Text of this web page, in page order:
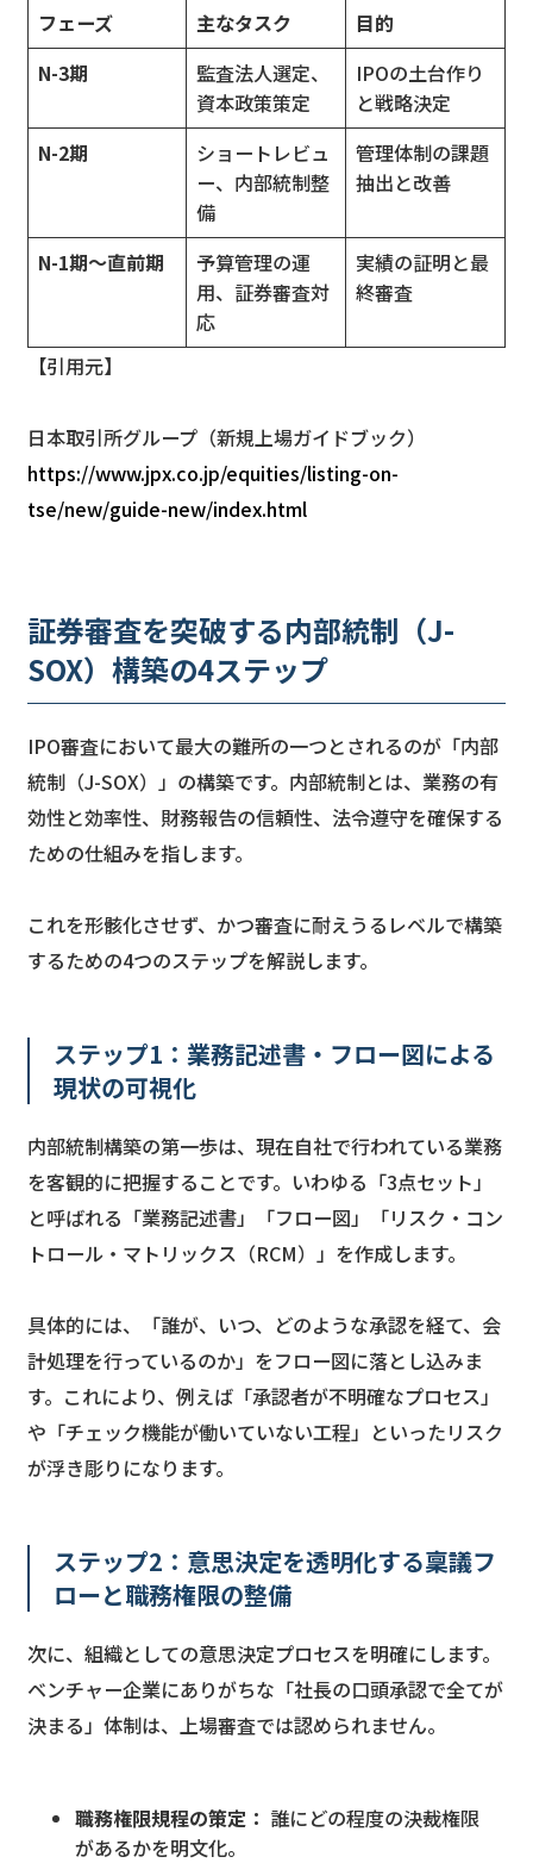
フェーズ 主なタスク
目的
N-3期
監査法人選定、
資本政策策定
IPOの土台作り
と戦略決定
N-2期
ショートレビュ
ー、内部統制整
備
管理体制の課題
抽出と改善
N-1期〜直前期
予算管理の運
用、証券審査対
応
実績の証明と最
終審査
【引用元】
日本取引所グループ（新規上場ガイドブック）
https://www.jpx.co.jp/equities/listing-on-
tse/new/guide-new/index.html
証券審査を突破する内部統制（J-
SOX）構築の4ステップ
IPO審査において最大の難所の一つとされるのが「内部
統制（J-SOX）」の構築です。内部統制とは、業務の有
効性と効率性、財務報告の信頼性、法令遵守を確保する
ための仕組みを指します。
これを形骸化させず、かつ審査に耐えうるレベルで構築
するための4つのステップを解説します。
ステップ1：業務記述書・フロー図による
現状の可視化
内部統制構築の第一歩は、現在自社で行われている業務
を客観的に把握することです。いわゆる「3点セット」
と呼ばれる「業務記述書」「フロー図」「リスク・コン
トロール・マトリックス（RCM）」を作成します。
具体的には、「誰が、いつ、どのような承認を経て、会
計処理を行っているのか」をフロー図に落とし込みま
す。これにより、例えば「承認者が不明確なプロセス」
や「チェック機能が働いていない工程」といったリスク
が浮き彫りになります。
ステップ2：意思決定を透明化する稟議フ
ローと職務権限の整備
次に、組織としての意思決定プロセスを明確にします。
ベンチャー企業にありがちな「社長の口頭承認で全てが
決まる」体制は、上場審査では認められません。
職務権限規程の策定： 誰にどの程度の決裁権限
があるかを明文化。